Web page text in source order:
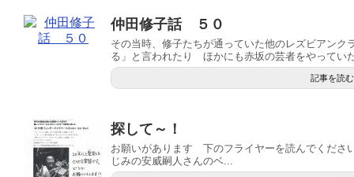
仲田修子話 ５０
その当時、修子たちが通っていた他のレズビアンク
る」と言われたり ほかにも赤坂の芸者をやってい
記事を読む
探して～！
お願いがあります 下のフライヤーを読んでくださ
じみの安威嗣人さんのベ...